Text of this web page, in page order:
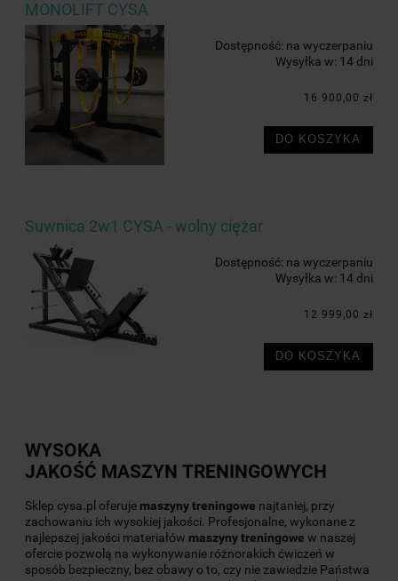
MONOLIFT CYSA
Dostępność: na wyczerpaniu
Wysyłka w: 14 dni
16 900,00 zł
DO KOSZYKA
Suwnica 2w1 CYSA - wolny ciężar
Dostępność: na wyczerpaniu
Wysyłka w: 14 dni
12 999,00 zł
DO KOSZYKA
WYSOKA
JAKOŚĆ MASZYN TRENINGOWYCH
Sklep cysa.pl oferuje maszyny treningowe najtaniej, przy
zachowaniu ich wysokiej jakości. Profesjonalne, wykonane z
najlepszej jakości materiałów maszyny treningowe w naszej
ofercie pozwolą na wykonywanie różnorakich ćwiczeń w
sposób bezpieczny, bez obawy o to, czy nie zawiedzie Państwa